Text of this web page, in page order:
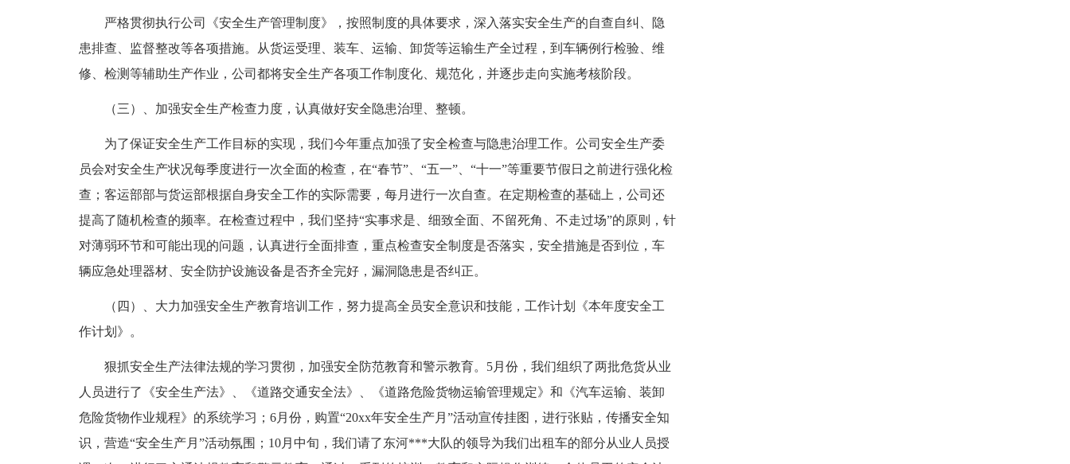
严格贯彻执行公司《安全生产管理制度》，按照制度的具体要求，深入落实安全生产的自查自纠、隐
患排查、监督整改等各项措施。从货运受理、装车、运输、卸货等运输生产全过程，到车辆例行检验、维
修、检测等辅助生产作业，公司都将安全生产各项工作制度化、规范化，并逐步走向实施考核阶段。
（三）、加强安全生产检查力度，认真做好安全隐患治理、整顿。
为了保证安全生产工作目标的实现，我们今年重点加强了安全检查与隐患治理工作。公司安全生产委
员会对安全生产状况每季度进行一次全面的检查，在“春节”、“五一”、“十一”等重要节假日之前进行强化检
查；客运部部与货运部根据自身安全工作的实际需要，每月进行一次自查。在定期检查的基础上，公司还
提高了随机检查的频率。在检查过程中，我们坚持“实事求是、细致全面、不留死角、不走过场”的原则，针
对薄弱环节和可能出现的问题，认真进行全面排查，重点检查安全制度是否落实，安全措施是否到位，车
辆应急处理器材、安全防护设施设备是否齐全完好，漏洞隐患是否纠正。
（四）、大力加强安全生产教育培训工作，努力提高全员安全意识和技能，工作计划《本年度安全工
作计划》。
狠抓安全生产法律法规的学习贯彻，加强安全防范教育和警示教育。5月份，我们组织了两批危货从业
人员进行了《安全生产法》、《道路交通安全法》、《道路危险货物运输管理规定》和《汽车运输、装卸
危险货物作业规程》的系统学习；6月份，购置“20xx年安全生产月”活动宣传挂图，进行张贴，传播安全知
识，营造“安全生产月”活动氛围；10月中旬，我们请了东河***大队的领导为我们出租车的部分从业人员授